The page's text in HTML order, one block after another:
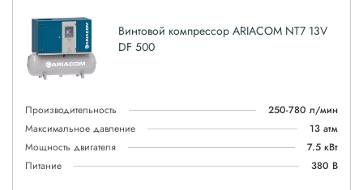
Винтовой компрессор ARIACOM NT7 13V
DF 500
Производительность
250-780 л/мин
Максимальное давление
13 атм
Мощность двигателя
7.5 кВт
Питание
380 В